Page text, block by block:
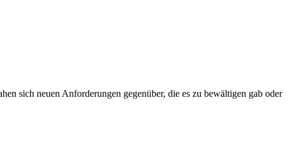
sich neuen Anforderungen gegenüber, die es zu bewältigen gab oder